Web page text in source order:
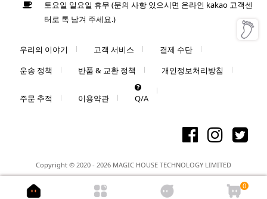
0
토요일 일요일 휴무 (문의 사항 있으시면 온라인 kakao 고객센
터로 톡 남겨 주세요.)
우리의 이야기 고객 서비스
결제 수단
운송 정책
반품 & 교환 정책 개인정보처리방침
주문 추적 이용약관 Q/A
Copyright © 2020 - 2026 MAGIC HOUSE TECHNOLOGY LIMITED